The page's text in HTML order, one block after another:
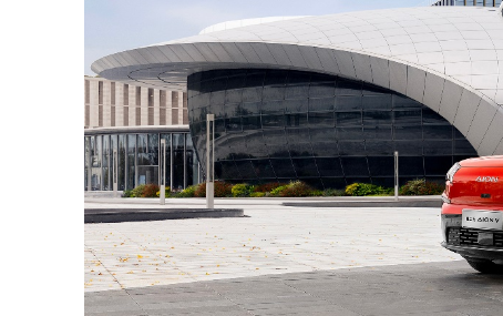
SUBSCRIBE